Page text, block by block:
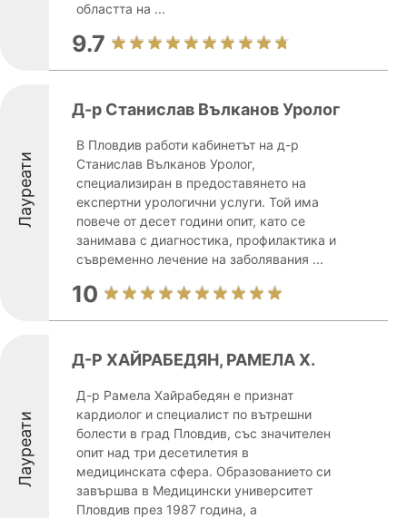
областта на ...
9.7
Лауреати
Д-р Станислав Вълканов Уролог
В Пловдив работи кабинетът на д-р
Станислав Вълканов Уролог,
специализиран в предоставянето на
експертни урологични услуги. Той има
повече от десет години опит, като се
занимава с диагностика, профилактика и
съвременно лечение на заболявания ...
10
Лауреати
Д-Р ХАЙРАБЕДЯН, РАМЕЛА Х.
Д-р Рамела Хайрабедян е признат
кардиолог и специалист по вътрешни
болести в град Пловдив, със значителен
опит над три десетилетия в
медицинската сфера. Образованието си
завършва в Медицински университет
Пловдив през 1987 година, а